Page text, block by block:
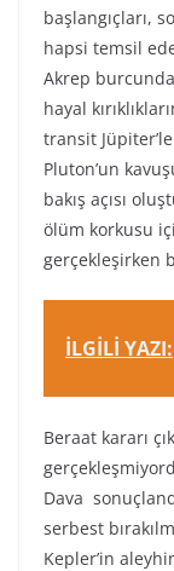
başlangıçları,
hapsi temsil
Akrep
hayal
transit
Pluton’un
bakış açısı
ölüm korkusu
gerçekleşirken
İLGİLİ YAZI:
Beraat kararı
Dava
serbest
Kepler’in